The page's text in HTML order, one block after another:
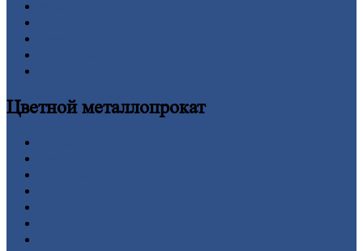
Цветнойметаллопрокат